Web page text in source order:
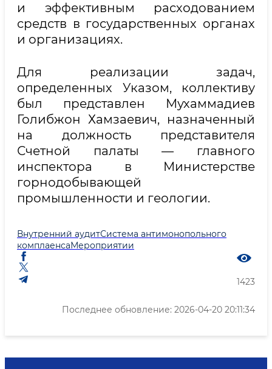
и эффективным расходованием
средств в государственных органах
и организациях.
Для реализации задач,
определенных Указом, коллективу
был представлен Мухаммадиев
Голибжон Хамзаевич, назначенный
на должность представителя
Счетной палаты — главного
инспектора в Министерстве
горнодобывающей
промышленности и геологии.
Внутренний аудитСистема антимонопольного
комплаенсаМероприятии
1423
Последнее обновление: 2026-04-20 20:11:34